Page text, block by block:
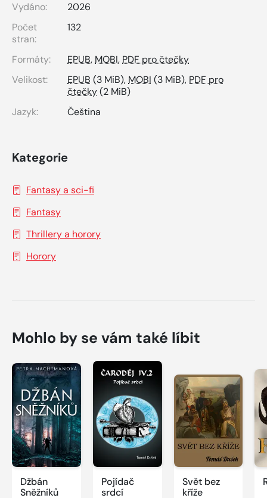
Vydáno:
2026
Počet
stran:
132
Formáty: EPUB, MOBI, PDF pro čtečky
Velikost:
EPUB (3 MiB), MOBI (3 MiB), PDF pro
čtečky(2 MiB)
Jazyk:
Čeština
Kategorie
Fantasy a sci-fi
Fantasy
Thrillery a horory
Horory
Mohlo by se vám také líbit
Džbán
Sněžníků
Pojídač
srdcí
Svět bez
kříže